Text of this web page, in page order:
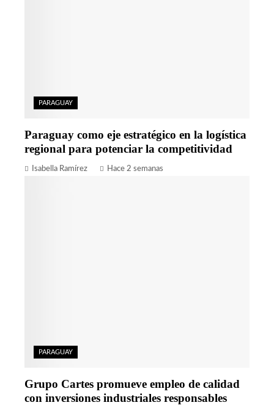
PARAGUAY
Paraguay como eje estratégico en la logística
regional para potenciar la competitividad
Isabella Ramírez Hace 2 semanas
PARAGUAY
Grupo Cartes promueve empleo de calidad
con inversiones industriales responsables